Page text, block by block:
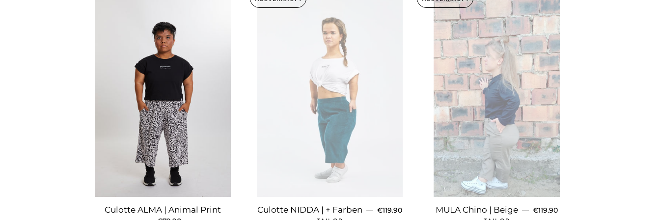
Culotte ALMA | Animal Print Culotte NIDDA | + Farben — NORMALER PREIS
€119.90 MULA Chino | Beige — NORMALER PREIS
€119.90